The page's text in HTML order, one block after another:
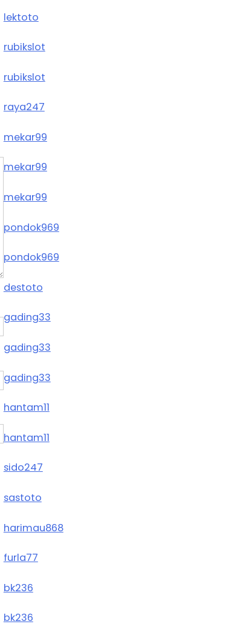
lektoto
rubikslot
rubikslot
raya247
mekar99
mekar99
mekar99
pondok969
pondok969
destoto
gading33
gading33
gading33
hantam11
hantam11
sido247
sastoto
harimau868
furla77
bk236
bk236